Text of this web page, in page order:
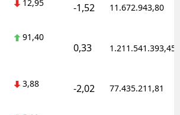
12,95 -1,52 11.672.943,80
91,40
0,33 1.211.541.393,45
3,88 -2,02 77.435.211,81